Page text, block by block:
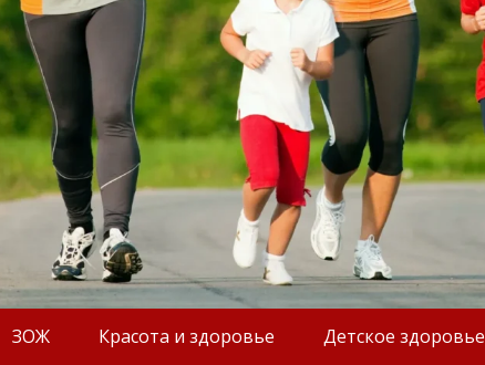
ЗОЖ Красота и здоровье Детское здоровье